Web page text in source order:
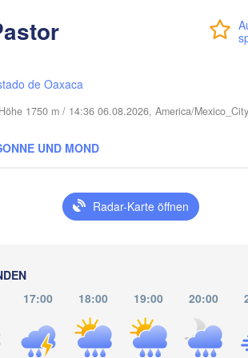
Anmelden
de Oaxaca
1750 m / 14:36 06.08.2026, America/
UND MOND
Radar-Karte öffnen
17:00 18:00 19:00 20:00
Cape
Pinar del Río